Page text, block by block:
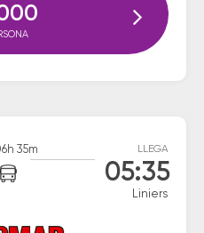
35m LLEGA
05:35
Liniers